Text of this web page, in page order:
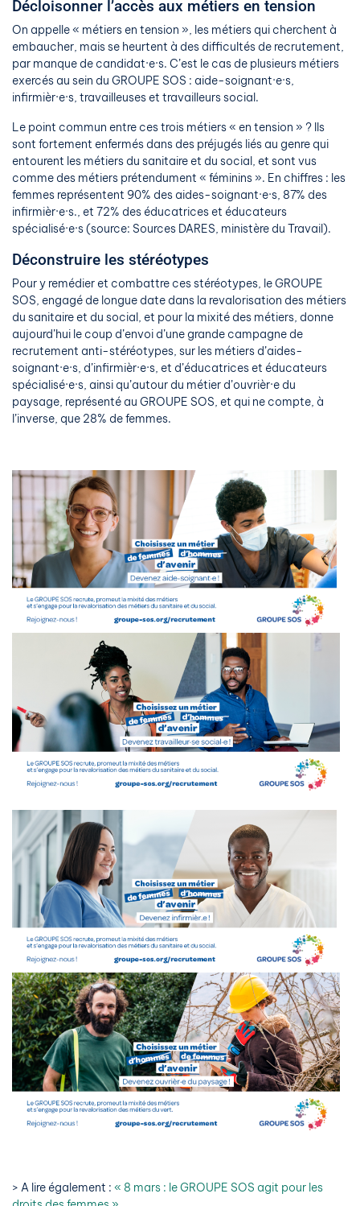
Décloisonner l’accès aux métiers en tension
On appelle « métiers en tension », les métiers qui cherchent à
embaucher, mais se heurtent à des difficultés de recrutement,
par manque de candidat·e·s. C’est le cas de plusieurs métiers
exercés au sein du GROUPE SOS : aide-soignant·e·s,
infirmièr·e·s, travailleuses et travailleurs social.
Le point commun entre ces trois métiers « en tension » ? Ils
sont fortement enfermés dans des préjugés liés au genre qui
entourent les métiers du sanitaire et du social, et sont vus
comme des métiers prétendument « féminins ». En chiffres : les
femmes représentent 90% des aides-soignant·e·s, 87% des
infirmièr·e·s., et 72% des éducatrices et éducateurs
spécialisé·e·s (source: Sources DARES, ministère du Travail).
Déconstruire les stéréotypes
Pour y remédier et combattre ces stéréotypes, le GROUPE
SOS, engagé de longue date dans la revalorisation des métiers
du sanitaire et du social, et pour la mixité des métiers, donne
aujourd’hui le coup d’envoi d’une grande campagne de
recrutement anti-stéréotypes, sur les métiers d’aides-
soignant·e·s, d’infirmièr·e·s, et d’éducatrices et éducateurs
spécialisé·e·s, ainsi qu’autour du métier d’ouvrièr·e du
paysage, représenté au GROUPE SOS, et qui ne compte, à
l’inverse, que 28% de femmes.
> A lire également : « 8 mars : le GROUPE SOS agit pour les